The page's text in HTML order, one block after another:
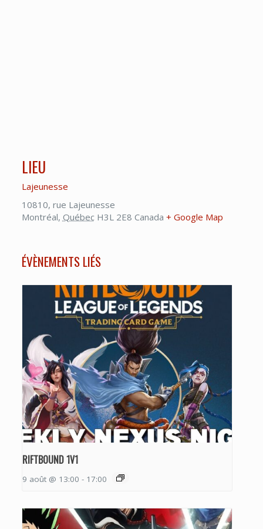
LIEU
Lajeunesse
10810, rue Lajeunesse
Montréal, Québec H3L 2E8 Canada + Google Map
ÉVÈNEMENTS LIÉS
RIFTBOUND 1V1
9 août @ 13:00 - 17:00